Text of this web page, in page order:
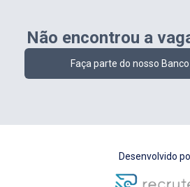
Não encontrou a
Faça parte do nosso
Desenvolvido